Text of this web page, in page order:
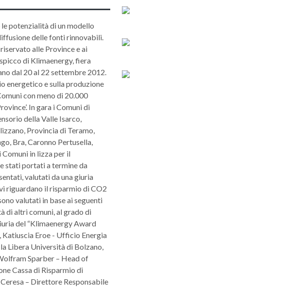
potenzialità di un modello
delle fonti rinnovabili.
alle Province e ai
di Klimaenergy, fiera
dal 20 al 22 settembre 2012.
energetico e sulla produzione
con meno di 20.000
In gara i Comuni di
della Valle Isarco,
Provincia di Teramo,
Bra, Caronno Pertusella,
Comuni in lizza per il
stati portati a termine da
valutati da una giuria
riguardano il risparmio di CO2
valutati in base ai seguenti
di altri comuni, al grado di
del “Klimaenergy Award
Eroe - Ufficio Energia
Libera Università di Bolzano,
Sparber – Head of
Cassa di Risparmio di
– Direttore Responsabile